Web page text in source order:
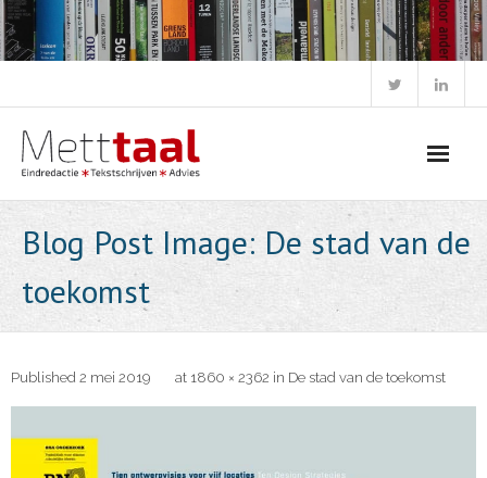
Skip
to
content
Blog Post Image: De stad van de
toekomst
Published 2 mei 2019 at 1860 × 2362 in De stad van de toekomst